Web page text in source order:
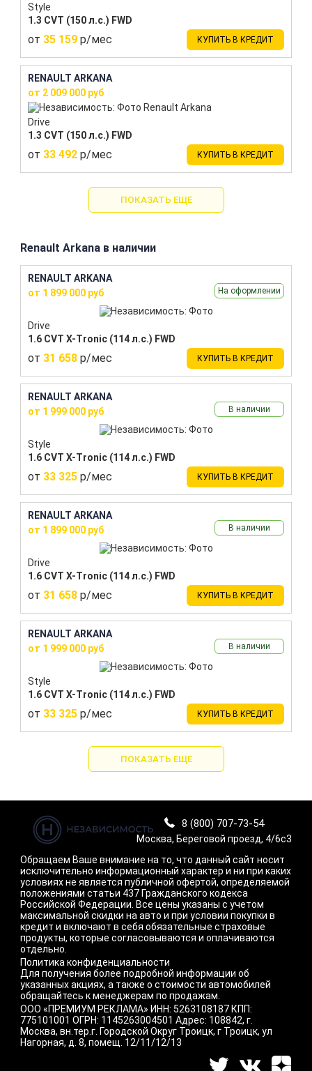
Style
1.3 CVT (150 л.с.) FWD
от 35 159 р/мес КУПИТЬ В КРЕДИТ
RENAULT ARKANA
от 2 009 000 руб
Drive
1.3 CVT (150 л.с.) FWD
от 33 492 р/мес КУПИТЬ В КРЕДИТ
ПОКАЗАТЬ ЕЩЕ
Renault Arkana в наличии
RENAULT ARKANA
от 1 899 000 руб
На оформлении
Drive
1.6 CVT X-Tronic (114 л.с.) FWD
от 31 658 р/мес КУПИТЬ В КРЕДИТ
RENAULT ARKANA
от 1 999 000 руб
В наличии
Style
1.6 CVT X-Tronic (114 л.с.) FWD
от 33 325 р/мес КУПИТЬ В КРЕДИТ
RENAULT ARKANA
от 1 899 000 руб
В наличии
Drive
1.6 CVT X-Tronic (114 л.с.) FWD
от 31 658 р/мес КУПИТЬ В КРЕДИТ
RENAULT ARKANA
от 1 999 000 руб
В наличии
Style
1.6 CVT X-Tronic (114 л.с.) FWD
от 33 325 р/мес КУПИТЬ В КРЕДИТ
ПОКАЗАТЬ ЕЩЕ
8 (800) 707-73-54
Москва, Береговой проезд, 4/6с3
Обращаем Ваше внимание на то, что данный сайт носит
исключительно информационный характер и ни при каких
условиях не является публичной офертой, определяемой
положениями статьи 437 Гражданского кодекса
Российской Федерации. Все цены указаны с учетом
максимальной скидки на авто и при условии покупки в
кредит и включают в себя обязательные страховые
продукты, которые согласовываются и оплачиваются
отдельно.
Политика конфиденциальности
Для получения более подробной информации об
указанных акциях, а также о стоимости автомобилей
обращайтесь к менеджерам по продажам.
ООО «ПРЕМИУМ РЕКЛАМА» ИНН: 5263108187 КПП:
775101001 ОГРН: 1145263004501 Адрес: 108842, г.
Москва, вн.тер.г. Городской Округ Троицк, г Троицк, ул
Нагорная, д. 8, помещ. 12/11/12/13